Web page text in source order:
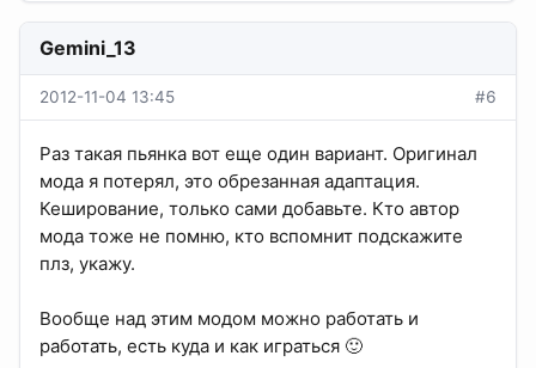
Gemini_13
2012-11-04 13:45 #6
Раз такая пьянка вот еще один вариант. Оригинал
мода я потерял, это обрезанная адаптация.
Кеширование, только сами добавьте. Кто автор
мода тоже не помню, кто вспомнит подскажите
плз, укажу.
Вообще над этим модом можно работать и
работать, есть куда и как играться 🙂